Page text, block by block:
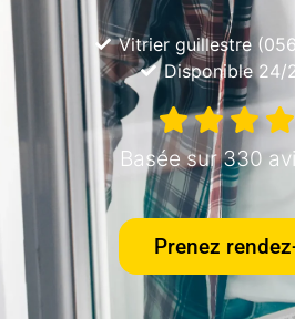
Vitrier guillestre
Disponible 24/
Basée sur 330
Prenez